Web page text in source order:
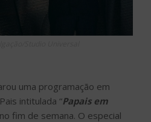
uma programação em
intitulada “Papais em
fim de semana. O especial